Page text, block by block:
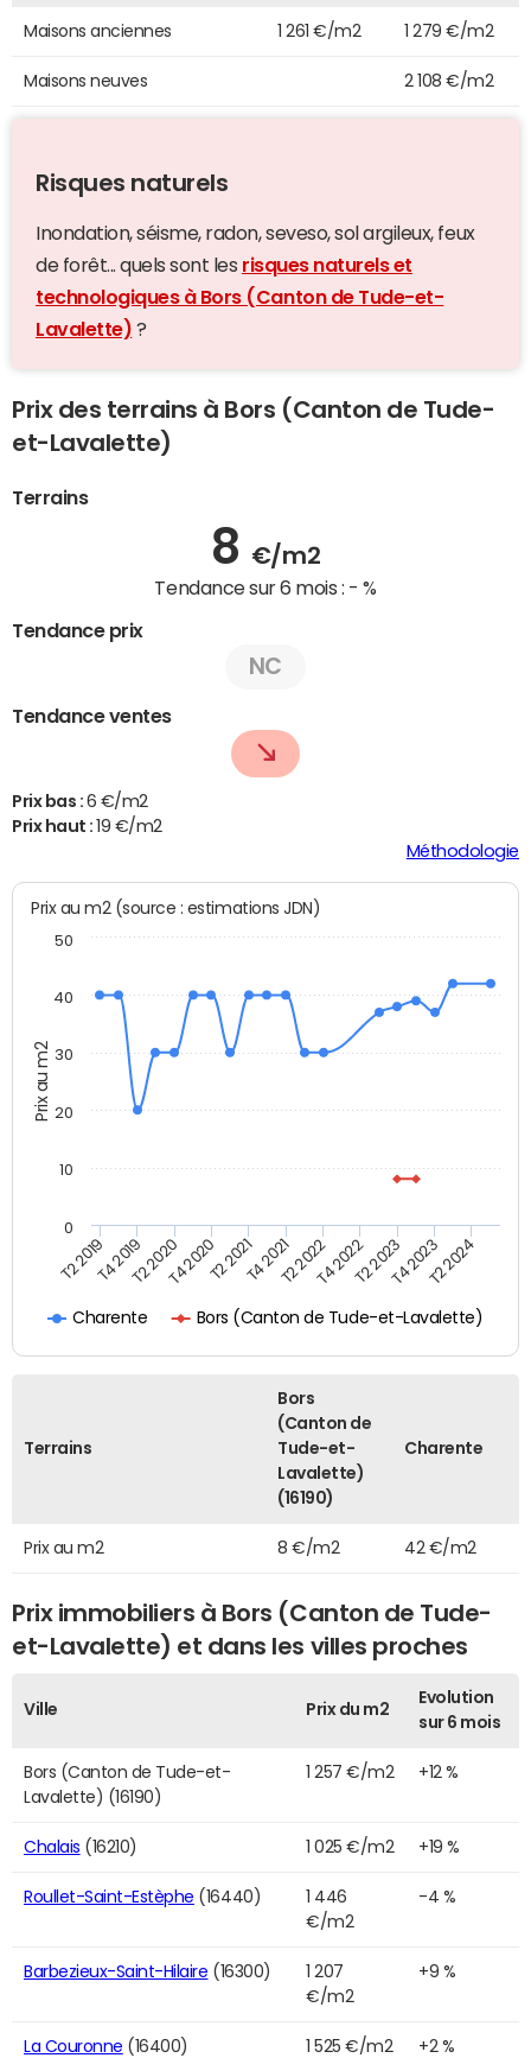
Maisons anciennes 1 261 €/m2 1 279 €/m2
Maisons neuves 2 108 €/m2
Risques naturels
Inondation, séisme, radon, seveso, sol argileux, feux
de forêt... quels sont les risques naturels et
technologiques à Bors (Canton de Tude-et-
Lavalette) ?
Prix des terrains à Bors (Canton de Tude-
et-Lavalette)
Terrains
8 €/m2
Tendance sur 6 mois : - %
Tendance prix
NC
Tendance ventes
Prix bas : 6 €/m2
Prix haut :19 €/m2
Méthodologie
Prix au m2
Prix au m2 (source : estimations JDN)
Charente Bors (Canton de Tude-et-Lavalette)
T2 2019T4 2019T2 2020T4 2020T2 2021T4 2021T2 2022T4 2022T2 2023T4 2023T2 2024
0
10
20
30
40
50
Terrains
Bors
(Canton de
Tude-et-
Lavalette)
(16190)
Charente
Prix au m2 8 €/m2 42 €/m2
Prix immobiliers à Bors (Canton de Tude-
et-Lavalette) et dans les villes proches
Ville Prix du m2
Evolution
sur 6 mois
Bors (Canton de Tude-et-
Lavalette) (16190)
1 257 €/m2 +12 %
Chalais (16210) 1 025 €/m2 +19 %
Roullet-Saint-Estèphe (16440)
1 446
€/m2
-4 %
Barbezieux-Saint-Hilaire (16300)
1 207
€/m2
+9 %
La Couronne (16400) 1 525 €/m2 +2 %